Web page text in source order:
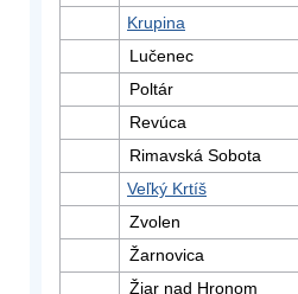
Krupina
Lučenec
Poltár
Revúca
Rimavská Sobota
Veľký Krtíš
Zvolen
Žarnovica
Žiar nad Hronom